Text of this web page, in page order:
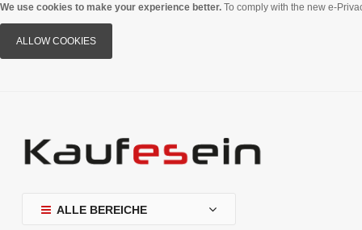
We use cookies to make your experience better. To comply with the new e-
ALLOW COOKIES
ALLE BEREICHE